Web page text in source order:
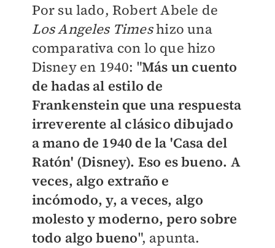
Por su lado, Robert Abele de
Los Angeles Timeshizo una
comparativa con lo que hizo
Disney en 1940: "Más un cuento
de hadas al estilo de
Frankenstein que una respuesta
irreverente al clásico dibujado
a mano de 1940 de la 'Casa del
Ratón' (Disney). Eso es bueno. A
veces, algo extraño e
incómodo, y, a veces, algo
molesto y moderno, pero sobre
todo algo bueno", apunta.